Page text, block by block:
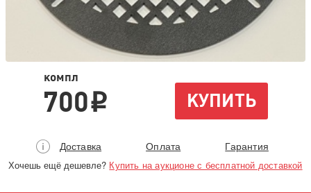
компл
700i КУПИТЬ
Доставка Оплата Гарантия
Хочешь ещё дешевле? Купить на аукционе с бесплатной доставкой